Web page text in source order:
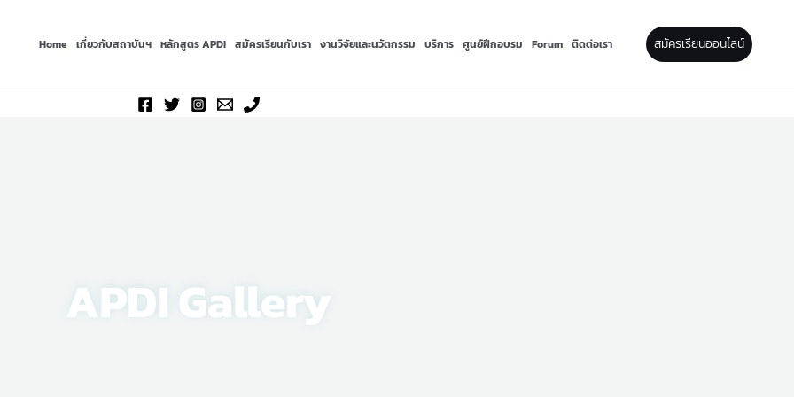
Home เกี่ยวกับสถาบันฯ หลักสูตร APDI สมัครเรียนกับเรา งานวิจัยและนวัตกรรม บริการ ศูนย์ฝึกอบรม Forum ติดต่อเรา สมัครเรียนออนไลน์
APDI Gallery